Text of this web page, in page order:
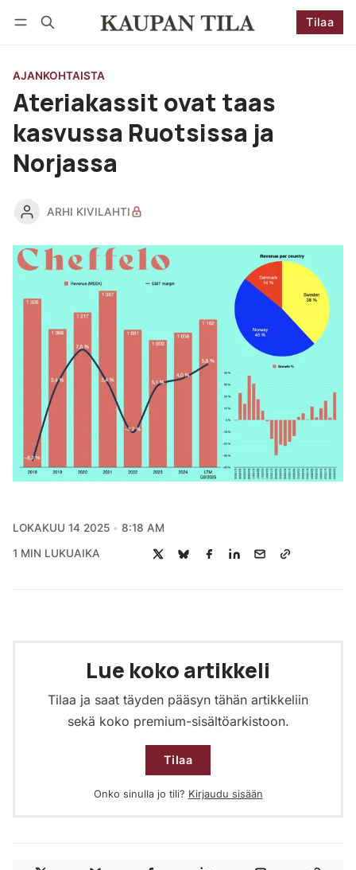
Tilaa
AJANKOHTAISTA
Ateriakassit ovat taas
kasvussa Ruotsissa ja
Norjassa
ARHI KIVILAHTI
LOKAKUU 14 2025 8:18 AM
1 MIN LUKUAIKA
Lue koko artikkeli
Tilaa ja saat täyden pääsyn tähän artikkeliin
sekä koko premium-sisältöarkistoon.
Tilaa
Onko sinulla jo tili? Kirjaudu sisään